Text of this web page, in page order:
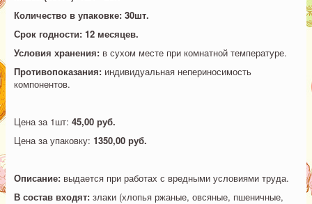
Количество в упаковке: 30шт.
Срок годности: 12 месяцев.
Условия хранения: в сухом месте при комнатной температуре.
Противопоказания: индивидуальная непериносимость
компонентов.
Цена за 1шт: 45,00 руб.
Цена за упаковку: 1350,00 руб.
Описание: выдается при работах с вредными условиями труда.
В состав входят: злаки (хлопья ржаные, овсяные, пшеничные,